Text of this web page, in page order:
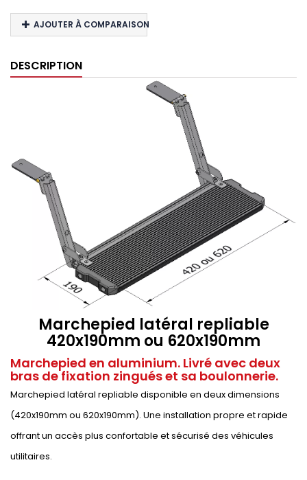
AJOUTER À COMPARAISON
DESCRIPTION
Marchepied latéral repliable
420x190mm ou 620x190mm
Marchepied en aluminium. Livré avec deux
bras de fixation zingués et sa boulonnerie.
Marchepied latéral repliable disponible en deux dimensions
(420x190mm ou 620x190mm). Une installation propre et rapide
offrant un accès plus confortable et sécurisé des véhicules
utilitaires.